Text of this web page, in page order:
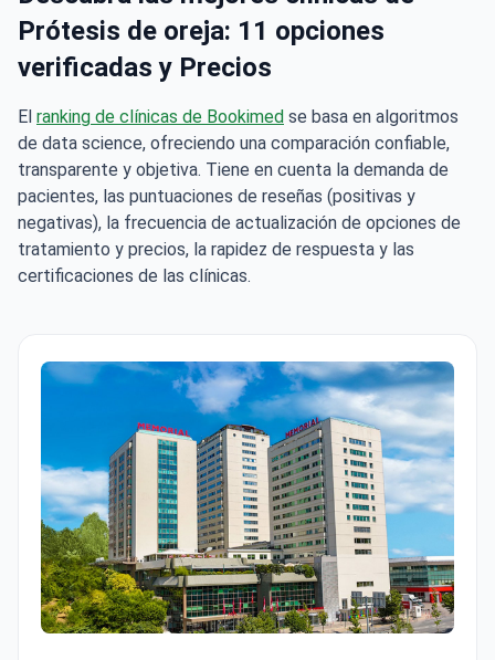
Prótesis de oreja: 11 opciones
verificadas y Precios
El ranking de clínicas de Bookimed se basa en algoritmos
de data science, ofreciendo una comparación confiable,
transparente y objetiva. Tiene en cuenta la demanda de
pacientes, las puntuaciones de reseñas (positivas y
negativas), la frecuencia de actualización de opciones de
tratamiento y precios, la rapidez de respuesta y las
certificaciones de las clínicas.